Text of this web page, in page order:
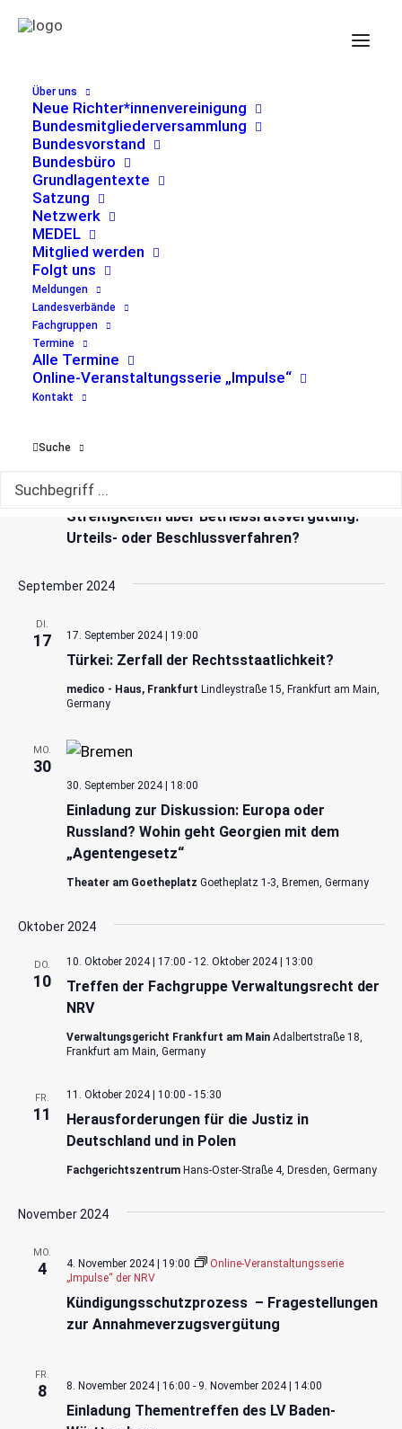
Über uns
Neue Richter*innenvereinigung
Bundesmitgliederversammlung
Bundesvorstand
Bundesbüro
Grundlagentexte
Satzung
Netzwerk
MEDEL
Mitglied werden
Folgt uns
Meldungen
Landesverbände
Fachgruppen
Termine
Alle Termine
Online-Veranstaltungsserie „Impulse“
Kontakt
Suche
Veranstaltungen
23.07.2024 - 14.02.2025
Datum
wählen.
Juli 2024
DI.
23
Aschaffenburg: Justitia – Anspruch und
Wirklichkeit
23. Juli 2024 | 17:30
Martinushaus, Aschaffenburg
Germany
DO.
25 Mainz: Justitia – Anspruch und Wirklichkeit
25. Juli 2024 | 17:30
30
Streitigkeiten über Betriebsratsvergütung:
Urteils- oder Beschlussverfahren?
der NRV
September 2024
DI.
17
Türkei: Zerfall der Rechtsstaatlichkeit?
17. September 2024 | 19:00
medico - Haus, Frankfurt Lindleystraße 15, Frankfurt am Main,
Germany
MO.
30
Einladung zur Diskussion: Europa oder
Russland? Wohin geht Georgien mit dem
„Agentengesetz“
30. September 2024 | 18:00
Theater am Goetheplatz Goetheplatz 1-3, Bremen, Germany
Oktober 2024
DO.
10
Treffen der Fachgruppe Verwaltungsrecht der
NRV
10. Oktober 2024 | 17:00 - 12. Oktober 2024 | 13:00
Verwaltungsgericht Frankfurt am Main Adalbertstraße 18,
Frankfurt am Main, Germany
FR.
11
Herausforderungen für die Justiz in
Deutschland und in Polen
11. Oktober 2024 | 10:00 - 15:30
Fachgerichtszentrum Hans-Oster-Straße 4, Dresden, Germany
November 2024
MO.
4
Kündigungsschutzprozess – Fragestellungen
zur Annahmeverzugsvergütung
4. November 2024 | 19:00
Online-Veranstaltungsserie
„Impulse“ der NRV
FR.
8
Einladung Thementreffen des LV Baden-
8. November 2024 | 16:00 - 9. November 2024 | 14:00